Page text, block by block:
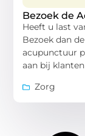
Bezoek de
Heeft u last
Bezoek dan
acupunctuur
aan bij klanten
Zorg